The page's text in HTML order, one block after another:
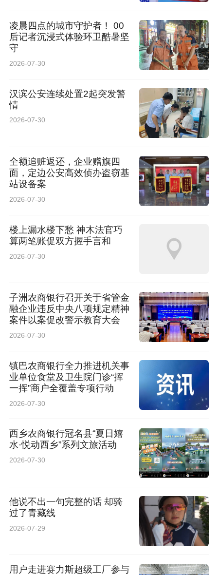
凌晨四点的城市守护者！ 00
后记者沉浸式体验环卫酷暑坚
守
2026-07-30
汉滨公安连续处置2起突发警
情
2026-07-30
全额追赃返还，企业赠旗四
面，定边公安高效侦办盗窃基
站设备案
2026-07-30
楼上漏水楼下愁 神木法官巧
算两笔账促双方握手言和
2026-07-30
子洲农商银行召开关于省管金
融企业违反中央八项规定精神
案件以案促改警示教育大会
2026-07-30
镇巴农商银行全力推进机关事
业单位食堂及卫生院门诊“挥
一挥”商户全覆盖专项行动
2026-07-30
西乡农商银行冠名县“夏日嬉
水·悦动西乡”系列文旅活动
2026-07-30
他说不出一句完整的话 却骑
过了青藏线
2026-07-29
用户走进赛力斯超级工厂参与